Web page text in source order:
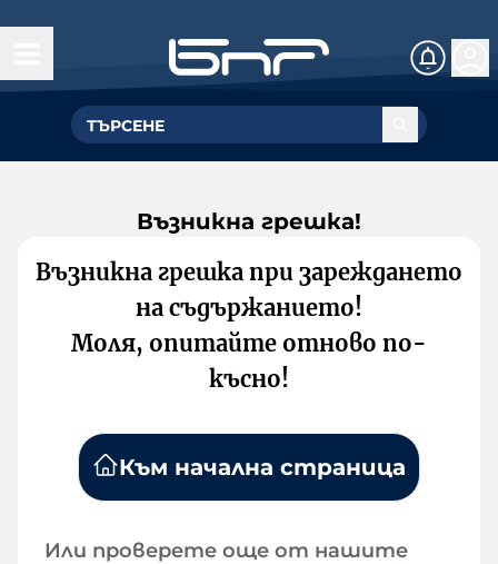
Възникна грешка!
Възникна грешка при зареждането
на съдържанието!
Моля, опитайте отново по-
късно!
Към начална страница
Или проверете още от нашите